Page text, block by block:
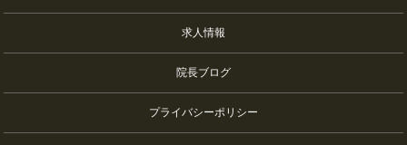
求人情報
院長ブログ
プライバシーポリシー